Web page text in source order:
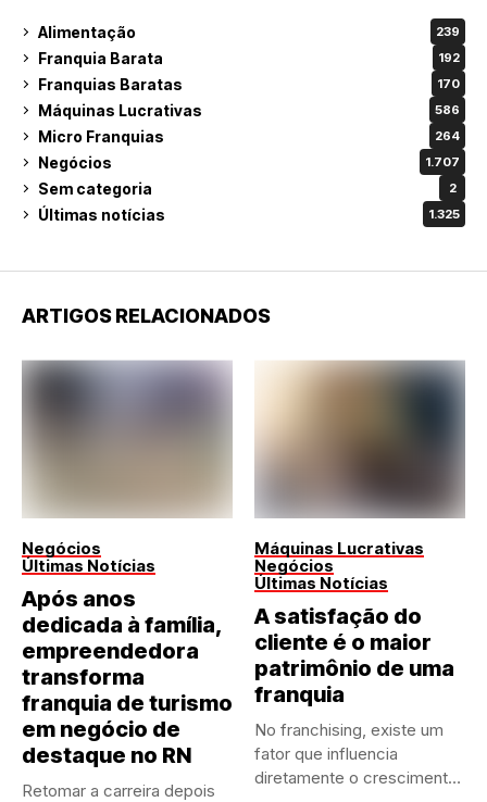
Alimentação 239
Franquia Barata 192
Franquias Baratas 170
Máquinas Lucrativas 586
Micro Franquias 264
Negócios 1.707
Sem categoria 2
Últimas notícias 1.325
ARTIGOS RELACIONADOS
Negócios
Últimas Notícias
Após anos
dedicada à família,
empreendedora
transforma
franquia de turismo
em negócio de
destaque no RN
Retomar a carreira depois
Máquinas Lucrativas
Negócios
Últimas Notícias
A satisfação do
cliente é o maior
patrimônio de uma
franquia
No franchising, existe um
fator que influencia
diretamente o crescimento